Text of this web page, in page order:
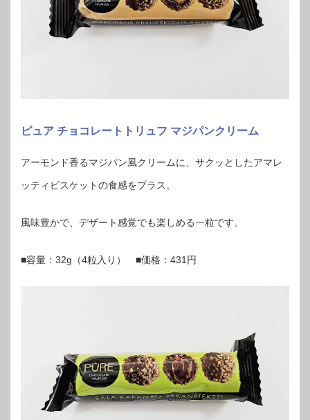
ピュア チョコレートトリュフ マジパンクリーム
アーモンド香るマジパン風クリームに、サクッとしたアマレ
ッティビスケットの食感をプラス。
風味豊かで、デザート感覚でも楽しめる一粒です。
■容量：32g（4粒入り） ■価格：431円